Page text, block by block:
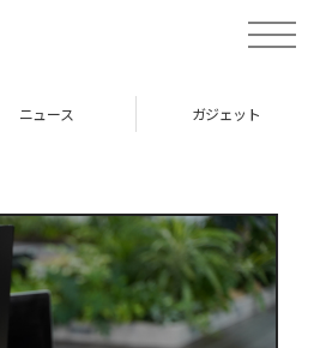
toggle
ニュース ガジェット